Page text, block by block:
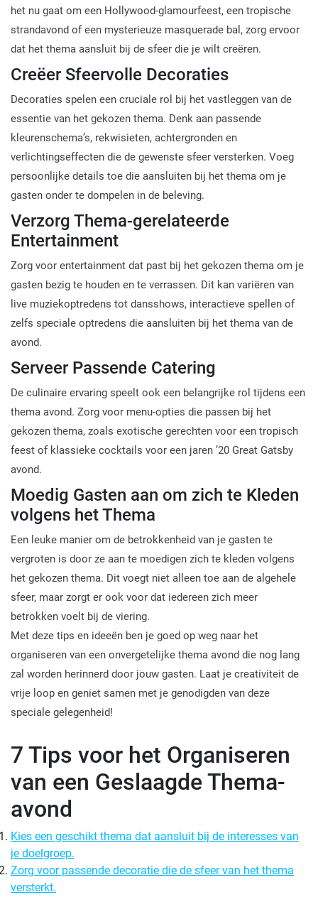
het nu gaat om een Hollywood-glamourfeest, een tropische
strandavond of een mysterieuze masquerade bal, zorg ervoor
dat het thema aansluit bij de sfeer die je wilt creëren.
Creëer Sfeervolle Decoraties
Decoraties spelen een cruciale rol bij het vastleggen van de
essentie van het gekozen thema. Denk aan passende
kleurenschema’s, rekwisieten, achtergronden en
verlichtingseffecten die de gewenste sfeer versterken. Voeg
persoonlijke details toe die aansluiten bij het thema om je
gasten onder te dompelen in de beleving.
Verzorg Thema-gerelateerde
Entertainment
Zorg voor entertainment dat past bij het gekozen thema om je
gasten bezig te houden en te verrassen. Dit kan variëren van
live muziekoptredens tot dansshows, interactieve spellen of
zelfs speciale optredens die aansluiten bij het thema van de
avond.
Serveer Passende Catering
De culinaire ervaring speelt ook een belangrijke rol tijdens een
thema avond. Zorg voor menu-opties die passen bij het
gekozen thema, zoals exotische gerechten voor een tropisch
feest of klassieke cocktails voor een jaren ’20 Great Gatsby
avond.
Moedig Gasten aan om zich te Kleden
volgens het Thema
Een leuke manier om de betrokkenheid van je gasten te
vergroten is door ze aan te moedigen zich te kleden volgens
het gekozen thema. Dit voegt niet alleen toe aan de algehele
sfeer, maar zorgt er ook voor dat iedereen zich meer
betrokken voelt bij de viering.
Met deze tips en ideeën ben je goed op weg naar het
organiseren van een onvergetelijke thema avond die nog lang
zal worden herinnerd door jouw gasten. Laat je creativiteit de
vrije loop en geniet samen met je genodigden van deze
speciale gelegenheid!
7 Tips voor het Organiseren
van een Geslaagde Thema-
avond
Kies een geschikt thema dat aansluit bij de interesses van
je doelgroep.
Zorg voor passende decoratie die de sfeer van het thema
versterkt.